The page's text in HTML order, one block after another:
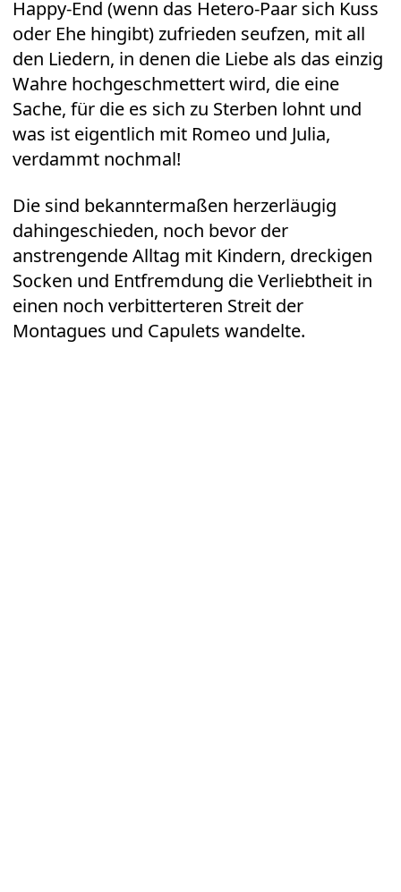
Happy-End (wenn das Hetero-Paar sich Kuss
oder Ehe hingibt) zufrieden seufzen, mit all
den Liedern, in denen die Liebe als das einzig
Wahre hochgeschmettert wird, die eine
Sache, für die es sich zu Sterben lohnt und
was ist eigentlich mit Romeo und Julia,
verdammt nochmal!
Die sind bekanntermaßen herzerläugig
dahingeschieden, noch bevor der
anstrengende Alltag mit Kindern, dreckigen
Socken und Entfremdung die Verliebtheit in
einen noch verbitterteren Streit der
Montagues und Capulets wandelte.